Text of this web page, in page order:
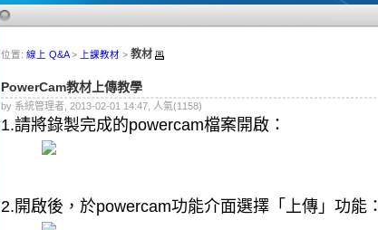
位置: 線上 Q&A> 上課教材 > 教材
PowerCam教材上傳教學
by 系統管理者, 2013-02-01 14:47, 人氣(1158)
1.請將錄製完成的powercam檔案開啟：
2.開啟後，於powercam功能介面選擇「上傳」功能：